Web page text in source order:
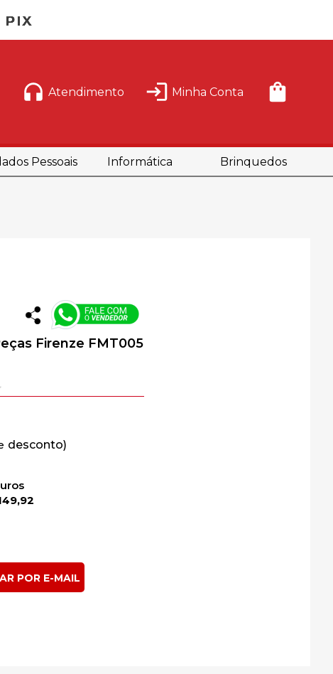
Atendimento Minha Conta
Pessoais Informática Brinquedos
Firenze FMT005